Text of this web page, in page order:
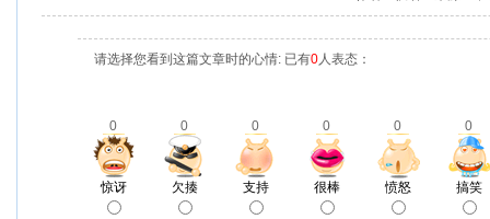
请选择您看到这篇文章时的心情: 已有0人表态：
0 0 0 0 0 0
惊讶 欠揍 支持 很棒 愤怒 搞笑